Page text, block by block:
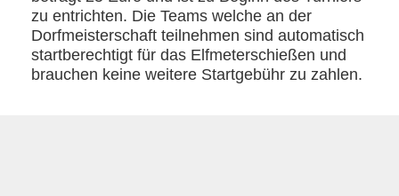
zu entrichten. Die Teams welche an der
Dorfmeisterschaft teilnehmen sind automatisch
startberechtigt für das Elfmeterschießen und
brauchen keine weitere Startgebühr zu zahlen.